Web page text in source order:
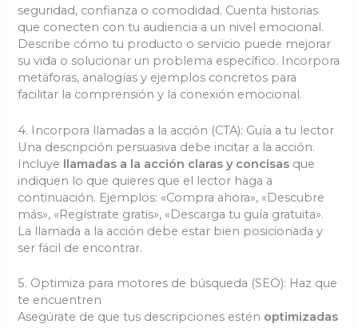
seguridad, confianza o comodidad. Cuenta historias
que conecten con tu audiencia a un nivel emocional.
Describe cómo tu producto o servicio puede mejorar
su vida o solucionar un problema específico. Incorpora
metáforas, analogías y ejemplos concretos para
facilitar la comprensión y la conexión emocional.
4. Incorpora llamadas a la acción (CTA): Guía a tu lector
Una descripción persuasiva debe incitar a la acción.
Incluye llamadas a la acción claras y concisas que
indiquen lo que quieres que el lector haga a
continuación. Ejemplos: «Compra ahora», «Descubre
más», «Regístrate gratis», «Descarga tu guía gratuita».
La llamada a la acción debe estar bien posicionada y
ser fácil de encontrar.
5. Optimiza para motores de búsqueda (SEO): Haz que
te encuentren
Asegúrate de que tus descripciones estén optimizadas